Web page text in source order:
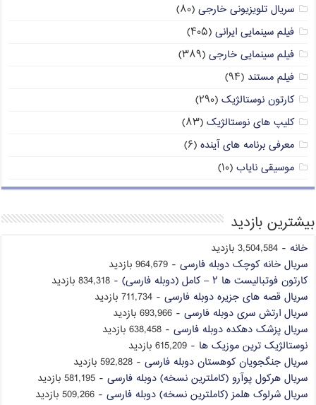
سریال تلویزیونی خارجی (۸۰)
فیلم سینمایی ایرانی (۴۰۵)
فیلم سینمایی خارجی (۳۸۹)
فیلم مستند (۹۴)
کارتون نوستالژیک (۲۹۰)
کلیپ های نوستالژیک (۸۳)
معرفی برنامه های آینده (۶)
موسیقی نایاب (۱۰)
بیشترین بازدید
خانه - 3,504,584 بازدید
سریال خانه کوچک دوبله فارسی - 964,679 بازدید
کارتون فوتبالیست ها ۲ – کامل (دوبله فارسی)
- 834,318 بازدید
سریال قصه های جزیره دوبله فارسی - 711,734 بازدید
سریال ارتش سری دوبله فارسی - 693,966 بازدید
سریال پزشک دهکده دوبله فارسی - 638,458 بازدید
نوستالژیک ترین موزیک ها - 615,209 بازدید
سریال جنگجویان کوهستان دوبله فارسی - 592,828 بازدید
سریال هرکول پوآرو (کاملترین نسخه) دوبله فارسی - 581,195 بازدید
سریال شرلوک هلمز (کاملترین نسخه) دوبله فارسی - 509,266 بازدید